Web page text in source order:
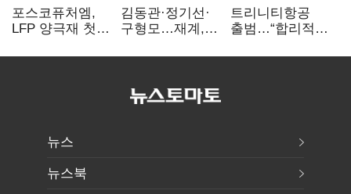
포스코퓨처엠,
LFP 양극재 첫
ESS 시장 공략
김동관·정기선·
구형모…재계,
전성시대
트리니티항공
출범…“합리적
서비스로 승부”
뉴스
뉴스북